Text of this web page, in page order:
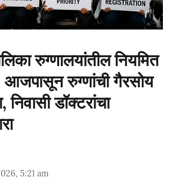
रुग्णालयांतील नियमित
रुग्णांची गैरसोय
निवासी डॉक्टरांचा
5:21 am